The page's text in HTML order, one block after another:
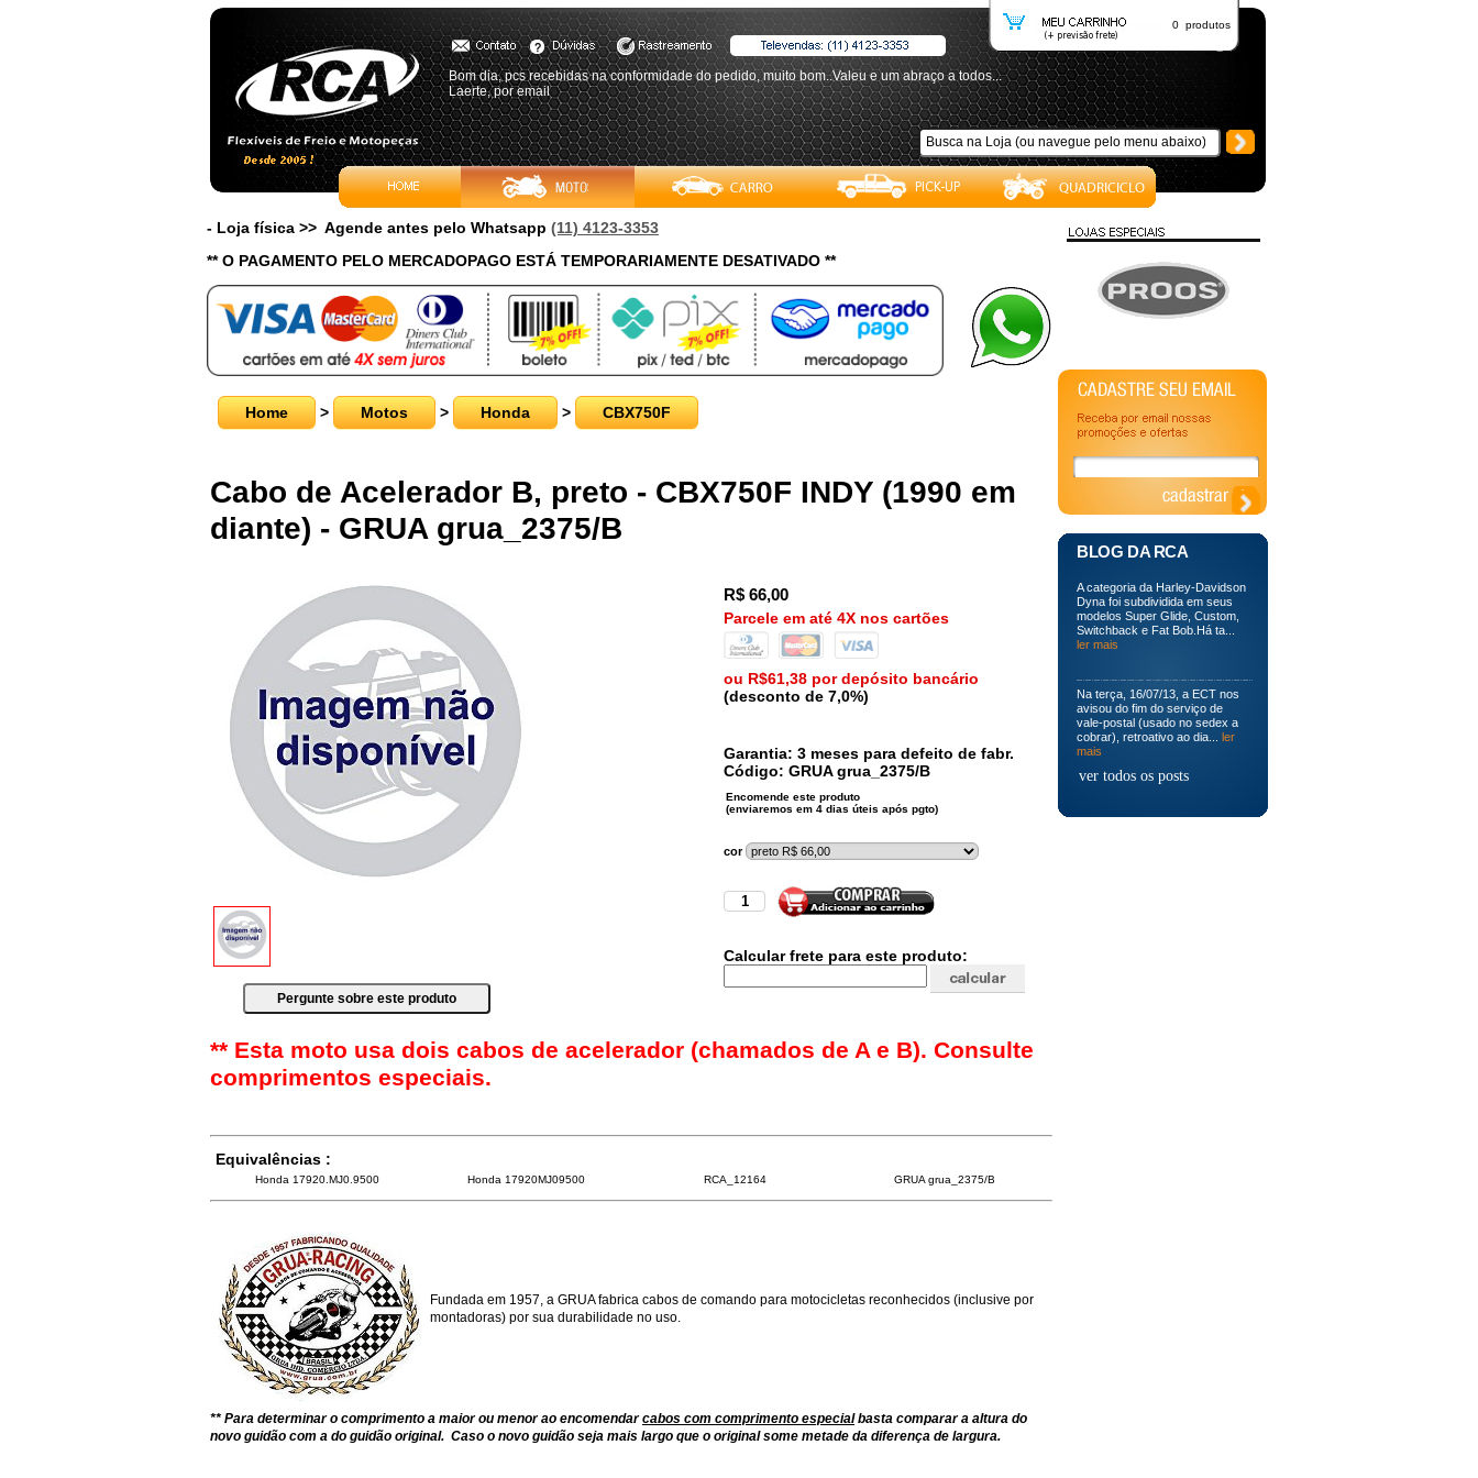
0 produtos
Bom dia, pcs recebidas na conformidade do pedido, muito bom..Valeu e um abraço a todos...
Laerte, por email
- Loja física >> Agende antes pelo Whatsapp (11) 4123-3353
** O PAGAMENTO PELO MERCADOPAGO ESTÁ TEMPORARIAMENTE DESATIVADO **
Home > Motos > Honda > CBX750F
Cabo de Acelerador B, preto - CBX750F INDY (1990 em
diante) - GRUA grua_2375/B
R$66,00
Parcele em até 4X nos cartões
ou R$61,38 por depósito bancário
(desconto de 7,0%)
Garantia: 3 meses para defeito de fabr.
Código:GRUAgrua_2375/B
cor
Calcular frete para este produto:
** Esta moto usa dois cabos de acelerador (chamados de A e B). Consulte
comprimentos especiais.
Equivalências :
Honda 17920.MJ0.9500 Honda 17920MJ09500 RCA_12164 GRUA grua_2375/B
Fundada em 1957, a GRUA fabrica cabos de comando para motocicletas reconhecidos (inclusive por
montadoras) por sua durabilidade no uso.
** Para determinar o comprimento a maior ou menor ao encomendarcabos com comprimento especialbasta comparar a altura do
novo guidão com a do guidão original. Caso o novo guidão seja mais largo que o original some metade da diferença de largura.
BLOG DA RCA
A categoria da Harley-Davidson
Dyna foi subdividida em seus
modelos Super Glide, Custom,
Switchback e Fat Bob.Há ta...
ler mais
Na terça, 16/07/13, a ECT nos
avisou do fim do serviço de
vale-postal (usado no sedex a
cobrar), retroativo ao dia... ler
mais
ver todos os posts